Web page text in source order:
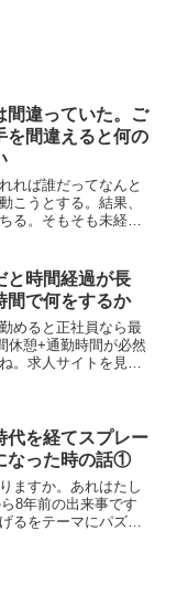
間違っていた。ご
を間違えると何の
れば誰だってなんと
こうとする。結果、
る。そもそも未経験
違えるとロクなこと
...
と時間経過が長
間で何をするか
めると正社員なら最
休憩+通勤時間が必然
。求人サイトを見る
代を経てスプレー
なった時の話①
ますか。あれはたし
8年前の出来事です
るをテーマにパズル